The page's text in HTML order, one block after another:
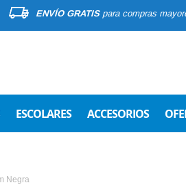
ENVÍO GRATISpara compras
ESCOLARES ACCESORIOS
Negra